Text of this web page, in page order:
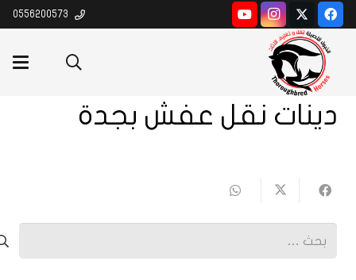
دينات نقل عفش بجدة
البحث